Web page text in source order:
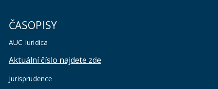
ČASOPISY
AUC Iuridica
Aktuální číslo najdete zde
Jurisprudence